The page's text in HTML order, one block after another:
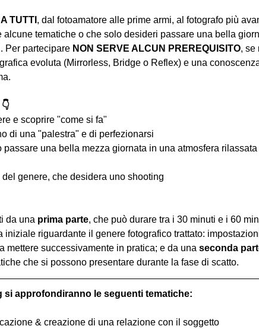
TUTTI , dal fotoamatore alle prime armi, al fotografo più
tematiche o che solo desideri passare una bella
Per partecipare NON SERVE ALCUN PREREQUISITO, se
evoluta (Mirrorless, Bridge o Reflex) e una
e scoprire "come si fa"
di una "palestra" e di perfezionarsi
una bella mezza giornata in una atmosfera
del genere, che desidera uno shooting
da una prima parte, che può durare tra i 30 minuti e i 60
iniziale riguardante il genere fotografico trattato:
mettere successivamente in pratica; e da una seconda
che si possono presentare durante la fase di scatto.
si approfondiranno le seguenti tematiche:
& creazione di una relazione con il soggetto